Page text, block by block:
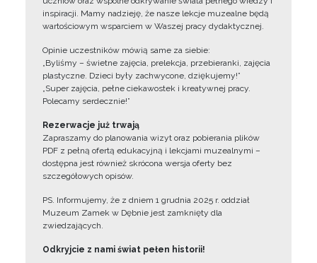
inspiracji. Mamy nadzieję, że nasze lekcje muzealne będą
wartościowym wsparciem w Waszej pracy dydaktycznej.
Opinie uczestników mówią same za siebie:
„Byliśmy – świetne zajęcia, prelekcja, przebieranki, zajęcia
plastyczne. Dzieci były zachwycone, dziękujemy!”
„Super zajęcia, pełne ciekawostek i kreatywnej pracy.
Polecamy serdecznie!”
Rezerwacje już trwają
Zapraszamy do planowania wizyt oraz pobierania plików
PDF z pełną ofertą edukacyjną i lekcjami muzealnymi –
dostępna jest również skrócona wersja oferty bez
szczegółowych opisów.
PS. Informujemy, że z dniem 1 grudnia 2025 r. oddział
Muzeum Zamek w Dębnie jest zamknięty dla
zwiedzających.
Odkryjcie z nami świat pełen historii!